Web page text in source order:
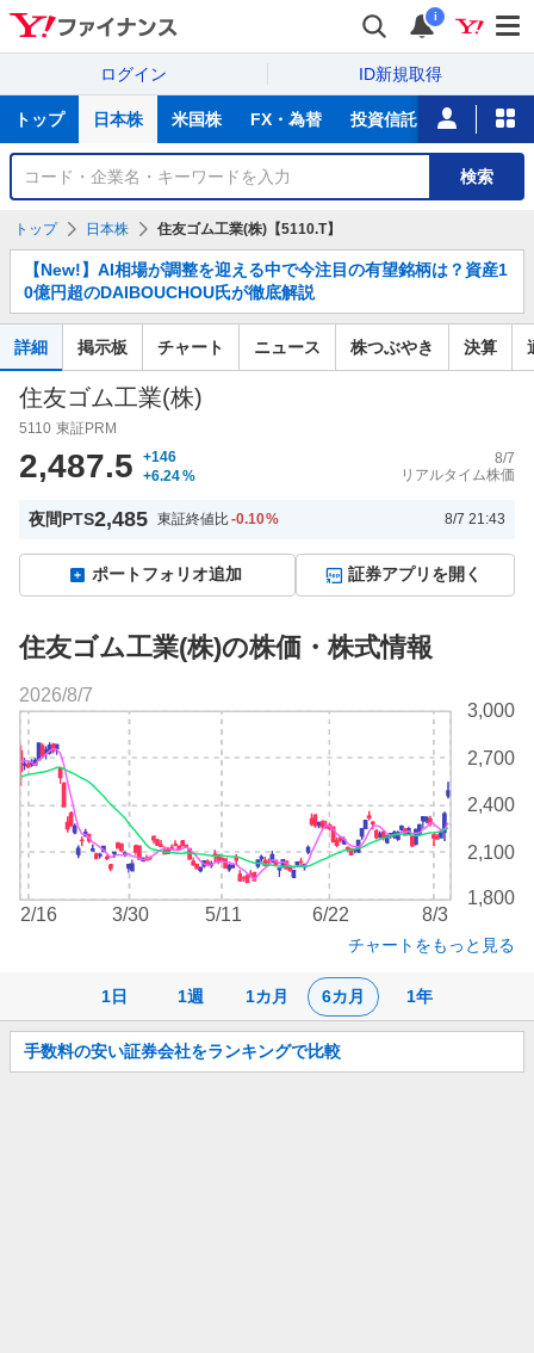
i
ログイン ID新規取得
サ
トップ 日本株 米国株 FX・為替 投資信託 ニュース
銘
検
検索
トップ 日本株 住友ゴム工業(株)【5110.T】
知
ら
せ
【New!】AI相場が調整を迎える中で今注目の有望銘柄は？資産1
0億円超のDAIBOUCHOU氏が徹底解説
詳細 掲示板 チャート ニュース 株つぶやき 決算
住友ゴム工業(株)
5110 東証PRM
2,487.5
+146
+6.24%
8/7
リアルタイム株価
夜間PTS2,485 東証終値比-0.10% 8/7 21:43
ポートフォリオ追加 証券アプリを開く
住友ゴム工業(株)の株価・株式情報
1日 1週 1カ月 6カ月 1年
1,800
2,100
2,400
2,700
3,000
2/16 3/30 5/11 6/22 8/3
2026/8/7
チャートをもっと見る
お
知
手数料の安い証券会社をランキングで比較